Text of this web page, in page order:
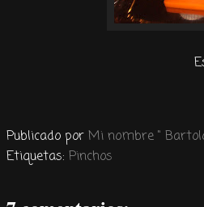
Publicado por Mi nombre "
Etiquetas: Pinchos